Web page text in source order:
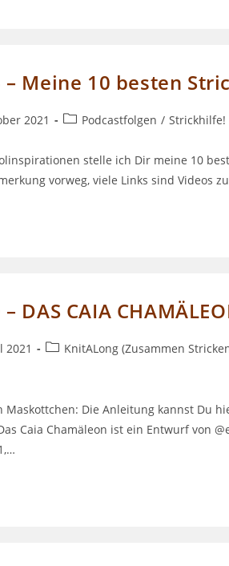
– Meine 10 besten
2021
Beitrags-
Podcastfolgen / Strickhilfe!
stelle ich Dir meine 10
vorweg, viele Links sind Videos
DAS CAIA
2021
Beitrags-
KnitALong (Zusammen
Maskottchen: Die Anleitung kannst Du
Caia Chamäleon ist ein Entwurf von